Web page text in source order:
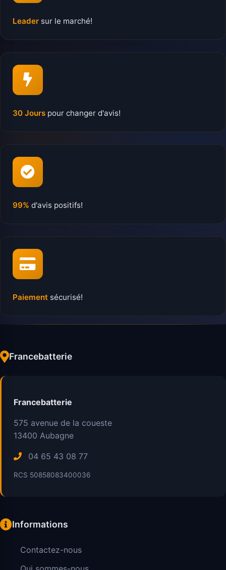
Leader sur le marché!
30 Jours pour changer d'avis!
99% d'avis positifs!
Paiement sécurisé!
Francebatterie
Francebatterie
575 avenue de la coueste
13400 Aubagne
04 65 43 08 77
RCS 50858083400036
Informations
Contactez-nous